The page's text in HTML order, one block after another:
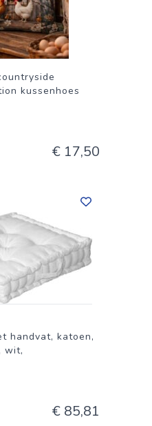
kussenhoes
€ 17,50
handvat, katoen,
wit,
€ 85,81